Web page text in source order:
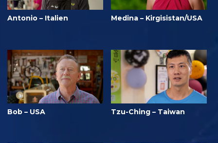
Antonio – Italien Medina – Kirgisistan/USA
Bob – USA Tzu-Ching – Taiwan